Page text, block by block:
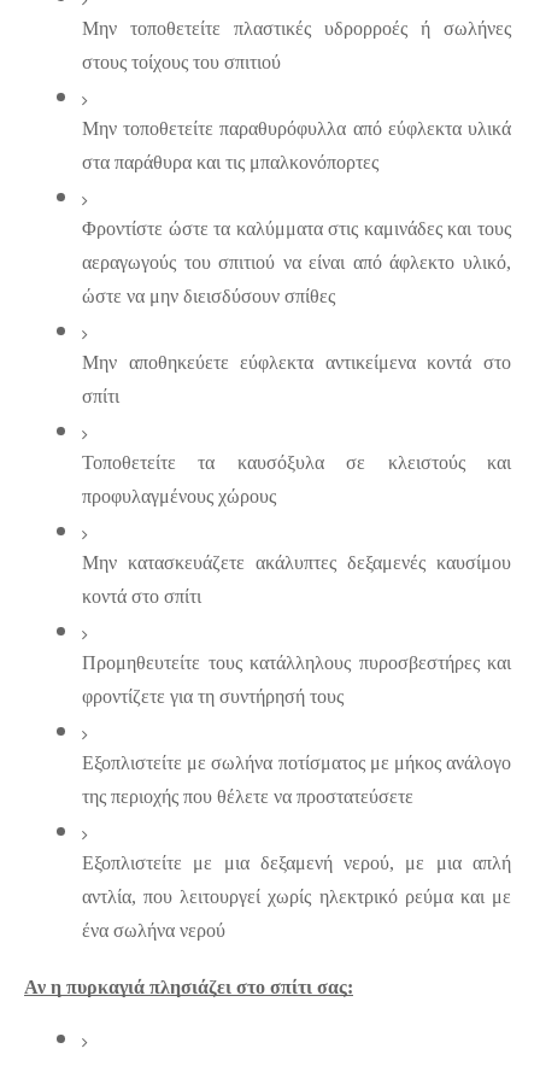
Μην τοποθετείτε πλαστικές υδρορροές ή σωλήνες
στους τοίχους του σπιτιού
Μην τοποθετείτε παραθυρόφυλλα από εύφλεκτα υλικά
στα παράθυρα και τις μπαλκονόπορτες
Φροντίστε ώστε τα καλύμματα στις καμινάδες και τους
αεραγωγούς του σπιτιού να είναι από άφλεκτο υλικό,
ώστε να μην διεισδύσουν σπίθες
Μην αποθηκεύετε εύφλεκτα αντικείμενα κοντά στο
σπίτι
Τοποθετείτε τα καυσόξυλα σε κλειστούς και
προφυλαγμένους χώρους
Μην κατασκευάζετε ακάλυπτες δεξαμενές καυσίμου
κοντά στο σπίτι
Προμηθευτείτε τους κατάλληλους πυροσβεστήρες και
φροντίζετε για τη συντήρησή τους
Εξοπλιστείτε με σωλήνα ποτίσματος με μήκος ανάλογο
της περιοχής που θέλετε να προστατεύσετε
Εξοπλιστείτε με μια δεξαμενή νερού, με μια απλή
αντλία, που λειτουργεί χωρίς ηλεκτρικό ρεύμα και με
ένα σωλήνα νερού
Αν η πυρκαγιά πλησιάζει στο σπίτι σας: